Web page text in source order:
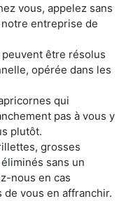
vous, appelez sans
entreprise de
être résolus
opérée dans les
qui
pas à vous y
plutôt.
grosses
sans un
nous en cas
vous en affranchir.